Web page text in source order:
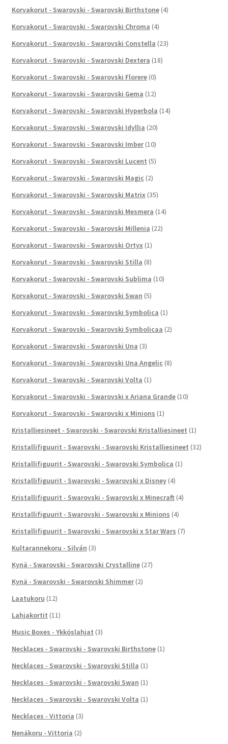
Korvakorut - Swarovski - Swarovski Birthstone (4)
Korvakorut - Swarovski - Swarovski Chroma (4)
Korvakorut - Swarovski - Swarovski Constella (23)
Korvakorut - Swarovski - Swarovski Dextera (18)
Korvakorut - Swarovski - Swarovski Florere (0)
Korvakorut - Swarovski - Swarovski Gema (12)
Korvakorut - Swarovski - Swarovski Hyperbola (14)
Korvakorut - Swarovski - Swarovski Idyllia (20)
Korvakorut - Swarovski - Swarovski Imber (10)
Korvakorut - Swarovski - Swarovski Lucent (5)
Korvakorut - Swarovski - Swarovski Magic (2)
Korvakorut - Swarovski - Swarovski Matrix (35)
Korvakorut - Swarovski - Swarovski Mesmera (14)
Korvakorut - Swarovski - Swarovski Millenia (22)
Korvakorut - Swarovski - Swarovski Ortyx (1)
Korvakorut - Swarovski - Swarovski Stilla (8)
Korvakorut - Swarovski - Swarovski Sublima (10)
Korvakorut - Swarovski - Swarovski Swan (5)
Korvakorut - Swarovski - Swarovski Symbolica (1)
Korvakorut - Swarovski - Swarovski Symbolicaa (2)
Korvakorut - Swarovski - Swarovski Una (3)
Korvakorut - Swarovski - Swarovski Una Angelic (8)
Korvakorut - Swarovski - Swarovski Volta (1)
Korvakorut - Swarovski - Swarovski x Ariana Grande (10)
Korvakorut - Swarovski - Swarovski x Minions (1)
Kristalliesineet - Swarovski - Swarovski Kristalliesineet (1)
Kristallifiguurit - Swarovski - Swarovski Kristalliesineet (32)
Kristallifiguurit - Swarovski - Swarovski Symbolica (1)
Kristallifiguurit - Swarovski - Swarovski x Disney (4)
Kristallifiguurit - Swarovski - Swarovski x Minecraft (4)
Kristallifiguurit - Swarovski - Swarovski x Minions (4)
Kristallifiguurit - Swarovski - Swarovski x Star Wars (7)
Kultarannekoru - Silván (3)
Kynä - Swarovski - Swarovski Crystalline (27)
Kynä - Swarovski - Swarovski Shimmer (2)
Laatukoru (12)
Lahjakortit (11)
Music Boxes - Ykköslahjat (3)
Necklaces - Swarovski - Swarovski Birthstone (1)
Necklaces - Swarovski - Swarovski Stilla (1)
Necklaces - Swarovski - Swarovski Swan (1)
Necklaces - Swarovski - Swarovski Volta (1)
Necklaces - Vittoria (3)
Nenäkoru - Vittoria (2)